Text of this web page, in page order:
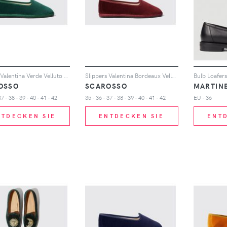
Slippers Valentina Verde Velluto Samt
- 38 - 39 - 40 - 41 - 42
SIE
Slippers Valentina Bordeaux Velluto Samt
SCAROSSO
35 - 36 - 37 - 38 - 39 - 40 - 41 - 42
ENTDECKEN SIE
Bulb
EU - 36